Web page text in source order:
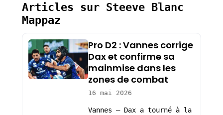
Articles sur Steeve Blanc
Mappaz
Pro D2 : Vannes corrige
Dax et confirme sa
mainmise dans les
zones de combat
16 mai 2026
Vannes – Dax a tourné à la